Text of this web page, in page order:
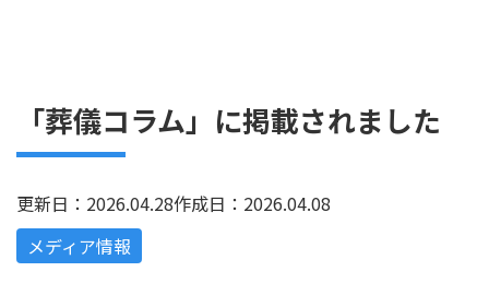
「葬儀コラム」に掲載されました
更新日：2026.04.28作成日：2026.04.08
メディア情報